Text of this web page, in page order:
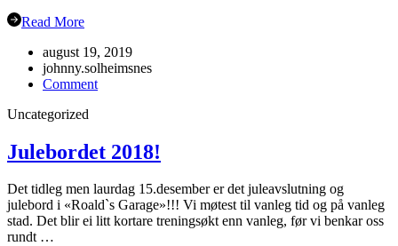
Read More
august 19, 2019
johnny.solheimsnes
Commenton
Uncategorized
Julebordet 2018!
Det tidleg men laurdag 15.desember er det juleavslutning og
julebord i «Roald`s Garage»!!! Vi møtest til vanleg tid og på vanleg
stad. Det blir ei litt kortare treningsøkt enn vanleg, før vi benkar oss
rundt …